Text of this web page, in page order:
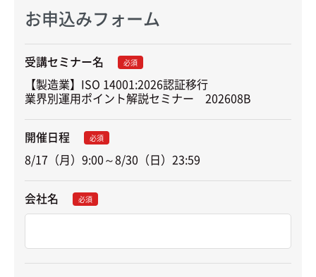
お申込みフォーム
受講セミナー名 必須
【製造業】ISO 14001:2026認証移行
業界別運用ポイント解説セミナー　202608B
開催日程 必須
8/17（月）9:00～8/30（日）23:59
会社名 必須